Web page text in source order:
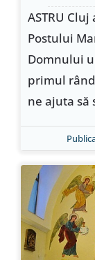
ASTRU
Postului
Domnului
primul
ne ajuta să